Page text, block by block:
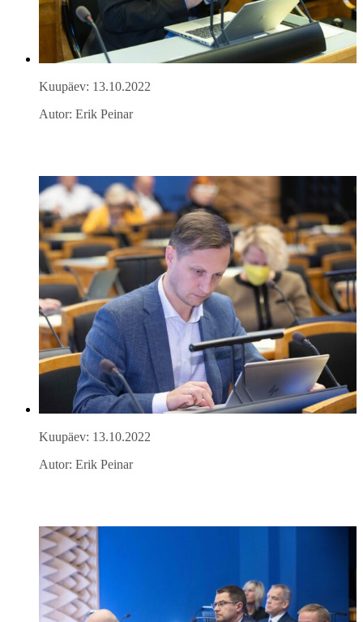
Kuupäev: 13.10.2022
Autor: Erik Peinar
Kuupäev: 13.10.2022
Autor: Erik Peinar